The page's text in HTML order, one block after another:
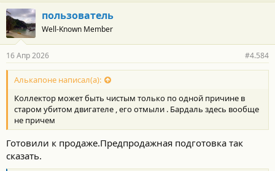
пользователь
Well-Known Member
16 Апр 2026 #4.584
Алькапоне написал(а):
Коллектор может быть чистым только по одной причине в
старом убитом двигателе , его отмыли . Бардаль здесь вообще
не причем
Готовили к продаже.Предпродажная подготовка так
сказать.